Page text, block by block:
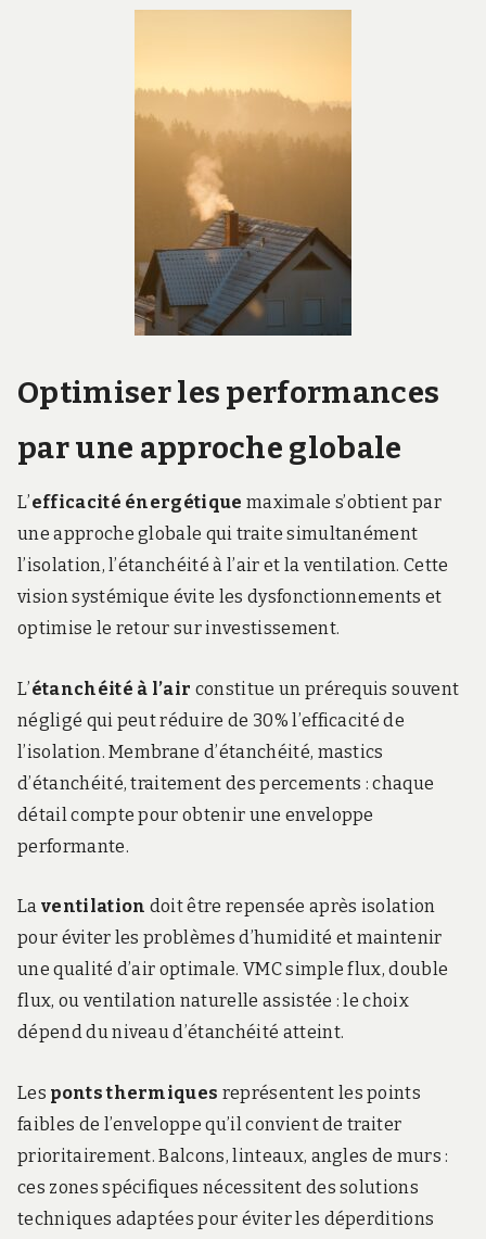
Optimiser les performances
par une approche globale
L’efficacité énergétique maximale s’obtient par
une approche globale qui traite simultanément
l’isolation, l’étanchéité à l’air et la ventilation. Cette
vision systémique évite les dysfonctionnements et
optimise le retour sur investissement.
L’étanchéité à l’air constitue un prérequis souvent
négligé qui peut réduire de 30% l’efficacité de
l’isolation. Membrane d’étanchéité, mastics
d’étanchéité, traitement des percements : chaque
détail compte pour obtenir une enveloppe
performante.
La ventilation doit être repensée après isolation
pour éviter les problèmes d’humidité et maintenir
une qualité d’air optimale. VMC simple flux, double
flux, ou ventilation naturelle assistée : le choix
dépend du niveau d’étanchéité atteint.
Les ponts thermiques représentent les points
faibles de l’enveloppe qu’il convient de traiter
prioritairement. Balcons, linteaux, angles de murs :
ces zones spécifiques nécessitent des solutions
techniques adaptées pour éviter les déperditions